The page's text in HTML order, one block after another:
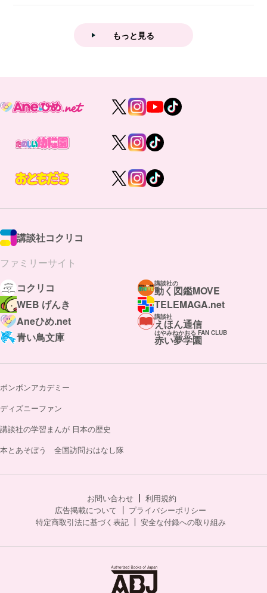
もっと見る
講談社コクリコ
ファミリーサイト
コクリコ
講談社の
動く図鑑MOVE
WEB げんき
TELEMAGA.net
Aneひめ.net
講談社
えほん通信
青い鳥文庫
はやみねかおる FAN CLUB
赤い夢学園
ボンボンアカデミー
ディズニーファン
講談社の学習まんが 日本の歴史
本とあそぼう 全国訪問おはなし隊
お問い合わせ
利用規約
広告掲載について
プライバシーポリシー
特定商取引法に基づく表記
安全な付録への取り組み